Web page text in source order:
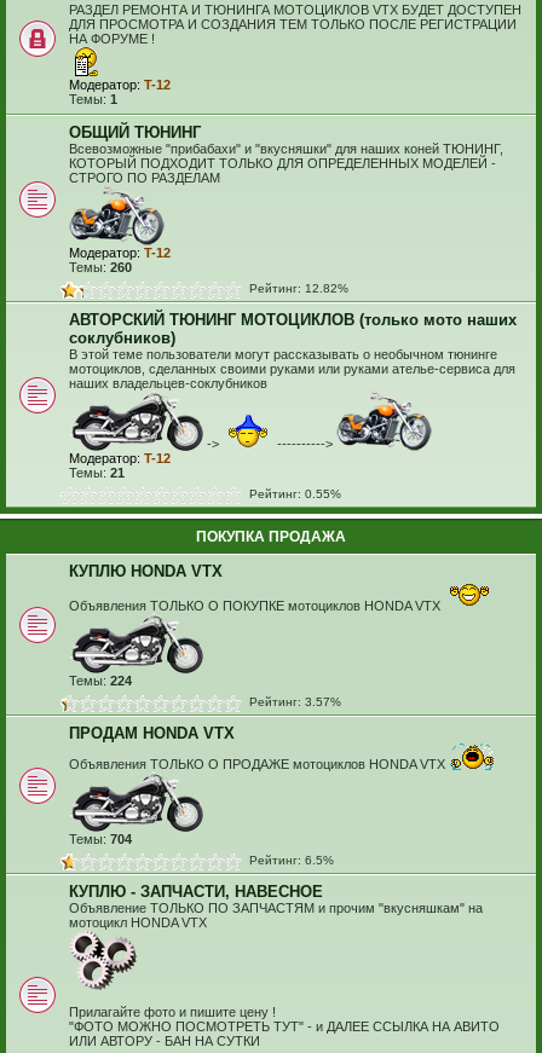
РАЗДЕЛ РЕМОНТА И ТЮНИНГА МОТОЦИКЛОВ VTX БУДЕТ ДОСТУПЕН
ДЛЯ ПРОСМОТРА И СОЗДАНИЯ ТЕМ ТОЛЬКО ПОСЛЕ РЕГИСТРАЦИИ
НА ФОРУМЕ !
Модератор: T-12
Темы: 1
ОБЩИЙ ТЮНИНГ
Всевозможные "прибабахи" и "вкусняшки" для наших коней ТЮНИНГ,
КОТОРЫЙ ПОДХОДИТ ТОЛЬКО ДЛЯ ОПРЕДЕЛЕННЫХ МОДЕЛЕЙ -
СТРОГО ПО РАЗДЕЛАМ
Модератор: T-12
Темы: 260
Рейтинг: 12.82%
АВТОРСКИЙ ТЮНИНГ МОТОЦИКЛОВ (только мото наших
соклубников)
В этой теме пользователи могут рассказывать о необычном тюнинге
мотоциклов, сделанных своими руками или руками ателье-сервиса для
наших владельцев-соклубников
->
---------->
Модератор: T-12
Темы: 21
Рейтинг: 0.55%
ПОКУПКА ПРОДАЖА
КУПЛЮ HONDA VTX
Объявления ТОЛЬКО О ПОКУПКЕ мотоциклов HONDA VTX
Темы: 224
Рейтинг: 3.57%
ПРОДАМ HONDA VTX
Объявления ТОЛЬКО О ПРОДАЖЕ мотоциклов HONDA VTX
Темы: 704
Рейтинг: 6.5%
КУПЛЮ - ЗАПЧАСТИ, НАВЕСНОЕ
Объявление ТОЛЬКО ПО ЗАПЧАСТЯМ и прочим "вкусняшкам" на
мотоцикл HONDA VTX
Прилагайте фото и пишите цену !
"ФОТО МОЖНО ПОСМОТРЕТЬ ТУТ" - и ДАЛЕЕ ССЫЛКА НА АВИТО
ИЛИ АВТОРУ - БАН НА СУТКИ